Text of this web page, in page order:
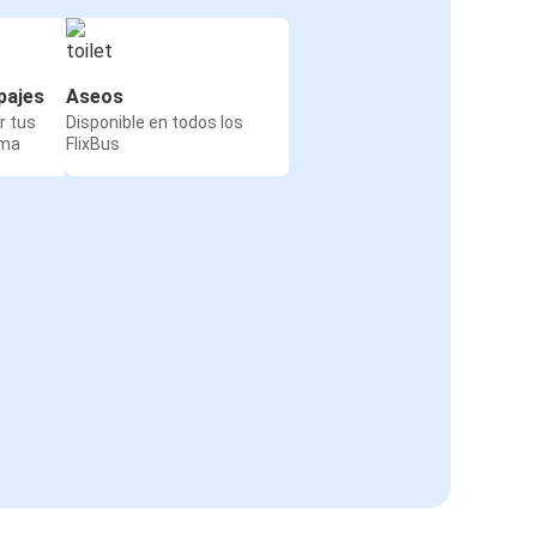
tus
Aseos
Disponible en todos los
FlixBus